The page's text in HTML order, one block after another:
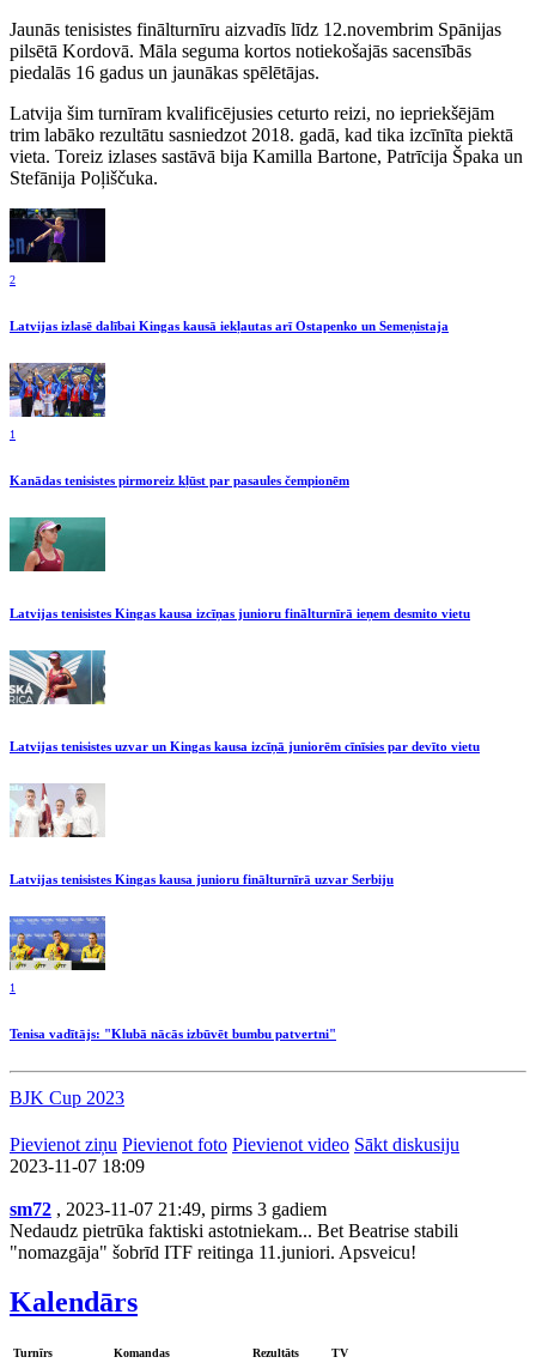
Jaunās tenisistes finālturnīru aizvadīs līdz 12.novembrim Spānijas
pilsētā Kordovā. Māla seguma kortos notiekošajās sacensībās
piedalās 16 gadus un jaunākas spēlētājas.
Latvija šim turnīram kvalificējusies ceturto reizi, no iepriekšējām
trim labāko rezultātu sasniedzot 2018. gadā, kad tika izcīnīta piektā
vieta. Toreiz izlases sastāvā bija Kamilla Bartone, Patrīcija Špaka un
Stefānija Poļiščuka.
2
Latvijas izlasē dalībai Kingas kausā iekļautas arī Ostapenko un Semeņistaja
1
Kanādas tenisistes pirmoreiz kļūst par pasaules čempionēm
Latvijas tenisistes Kingas kausa izcīņas junioru finālturnīrā ieņem desmito vietu
Latvijas tenisistes uzvar un Kingas kausa izcīņā juniorēm cīnīsies par devīto vietu
Latvijas tenisistes Kingas kausa junioru finālturnīrā uzvar Serbiju
1
Tenisa vadītājs: "Klubā nācās izbūvēt bumbu patvertni"
BJK Cup 2023
Pievienot ziņu Pievienot foto Pievienot video Sākt diskusiju
2023-11-07 18:09
sm72 , 2023-11-07 21:49, pirms 3 gadiem
Nedaudz pietrūka faktiski astotniekam... Bet Beatrise stabili
"nomazgāja" šobrīd ITF reitinga 11.juniori. Apsveicu!
Kalendārs
Turnīrs Komandas Rezultāts TV